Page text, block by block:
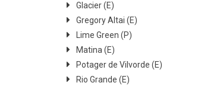
Glacier (E)
Gregory Altai (E)
Lime Green (P)
Matina (E)
Potager de Vilvorde (E)
Rio Grande (E)